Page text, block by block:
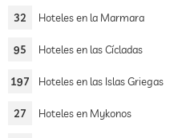
32 Hoteles en la Marmara
95 Hoteles en las Cícladas
197 Hoteles en las Islas Griegas
27 Hoteles en Mykonos